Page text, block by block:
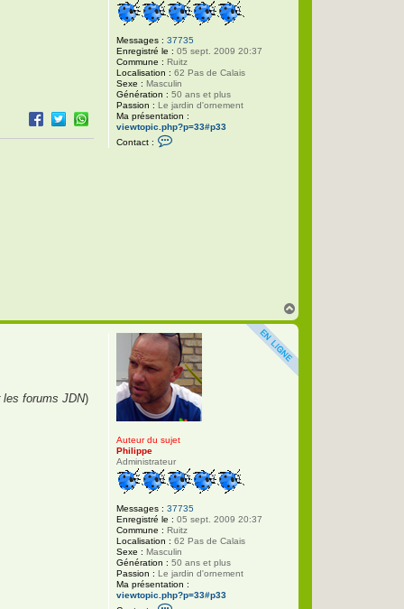
Messages : 37735
Enregistré le : 05 sept. 2009 20:37
Commune : Ruitz
Localisation : 62 Pas de Calais
Sexe : Masculin
Génération : 50 ans et plus
Passion : Le jardin d'ornement
Ma présentation :
viewtopic.php?p=33#p33
Contact :
a
u
Auteur du sujet
Philippe
Administrateur
Messages : 37735
Enregistré le : 05 sept. 2009 20:37
Commune : Ruitz
Localisation : 62 Pas de Calais
Sexe : Masculin
Génération : 50 ans et plus
Passion : Le jardin d'ornement
Ma présentation :
viewtopic.php?p=33#p33
les forums JDN)